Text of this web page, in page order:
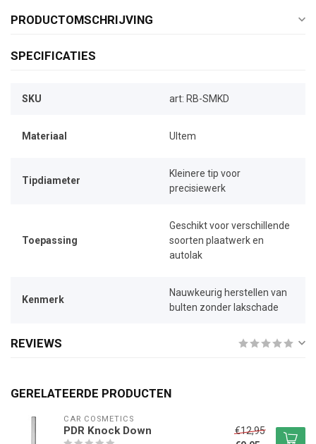
PRODUCTOMSCHRIJVING
SPECIFICATIES
SKU art: RB-SMKD
Materiaal Ultem
Tipdiameter
Kleinere tip voor
precisiewerk
Toepassing
Geschikt voor verschillende
soorten plaatwerk en
autolak
Kenmerk
Nauwkeurig herstellen van
bulten zonder lakschade
REVIEWS
GERELATEERDE PRODUCTEN
CAR COSMETICS
PDR Knock Down
€12,95